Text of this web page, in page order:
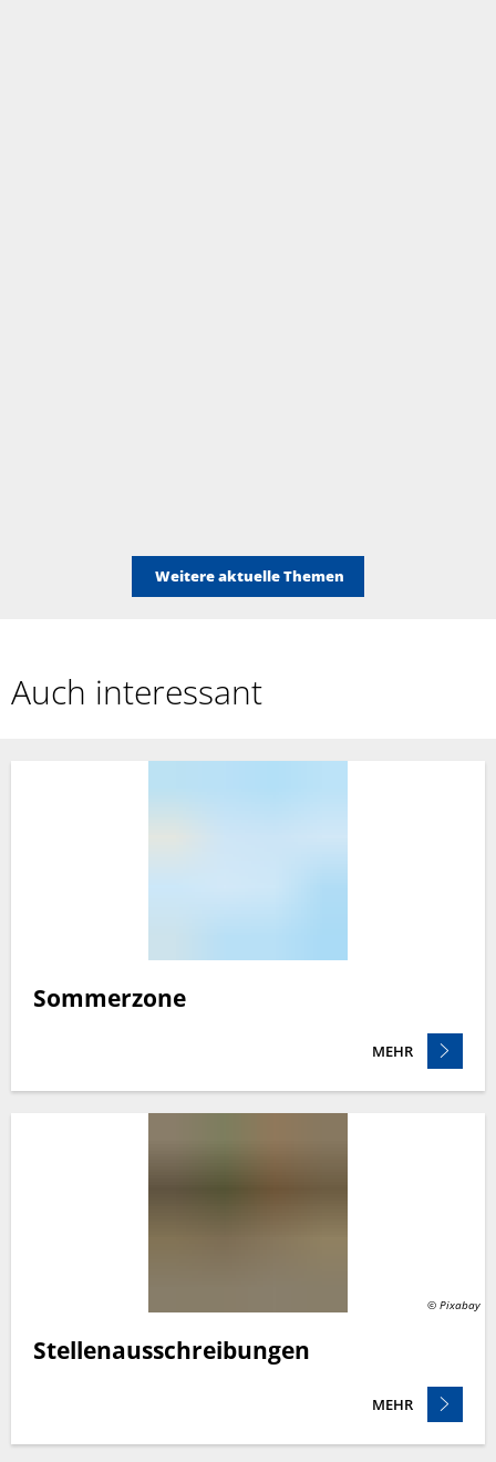
Weitere aktuelle Themen
Auch interessant
Sommerzone
MEHR
© Pixabay
Stellenausschreibungen
MEHR